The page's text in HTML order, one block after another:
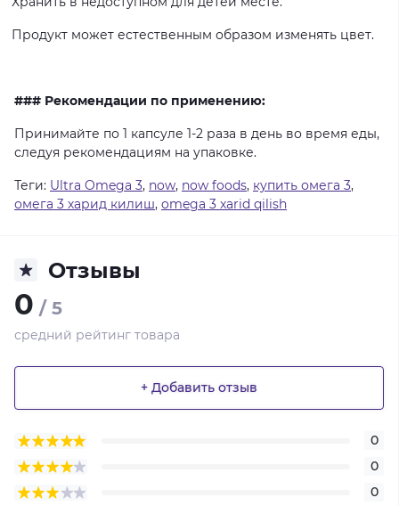
Продукт может естественным образом изменять цвет.
### Рекомендации по применению:
Принимайте по 1 капсуле 1-2 раза в день во время еды,
следуя рекомендациям на упаковке.
Теги: Ultra Omega 3, now, now foods, купить омега 3,
омега 3 харид килиш, omega 3 xarid qilish
Отзывы
0 / 5
средний рейтинг товара
+ Добавить отзыв
0
0
0